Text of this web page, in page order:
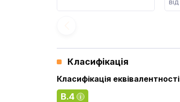
від
Класифікація
Класифікація еквівалентності
B.4